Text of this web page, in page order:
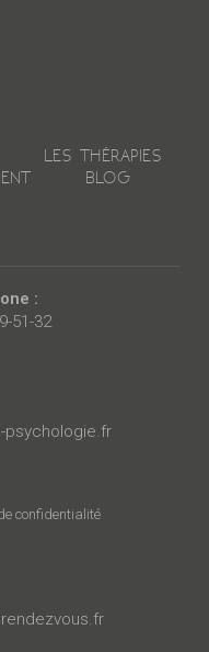
LES THÉRAPIES
BLOG
:
51-32
psychologie.fr
confidentialité